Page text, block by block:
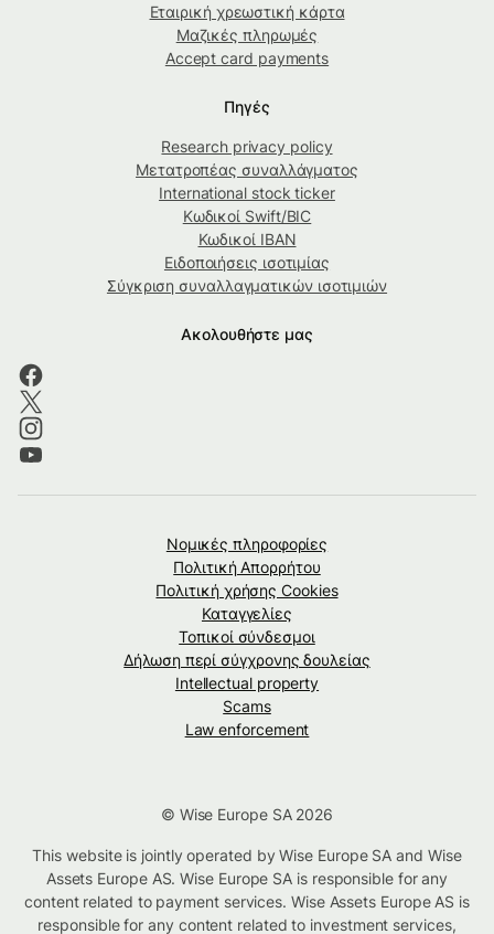
Εταιρική χρεωστική κάρτα
Μαζικές πληρωμές
Accept card payments
Πηγές
Research privacy policy
Μετατροπέας συναλλάγματος
International stock ticker
Κωδικοί Swift/BIC
Κωδικοί IBAN
Ειδοποιήσεις ισοτιμίας
Σύγκριση συναλλαγματικών ισοτιμιών
Ακολουθήστε μας
Νομικές πληροφορίες
Πολιτική Απορρήτου
Πολιτική χρήσης Cookies
Καταγγελίες
Τοπικοί σύνδεσμοι
Δήλωση περί σύγχρονης δουλείας
Intellectual property
Scams
Law enforcement
© Wise Europe SA 2026
This website is jointly operated by Wise Europe SA and Wise
Assets Europe AS. Wise Europe SA is responsible for any
content related to payment services. Wise Assets Europe AS is
responsible for any content related to investment services,